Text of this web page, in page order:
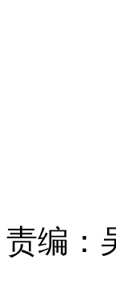
责编：